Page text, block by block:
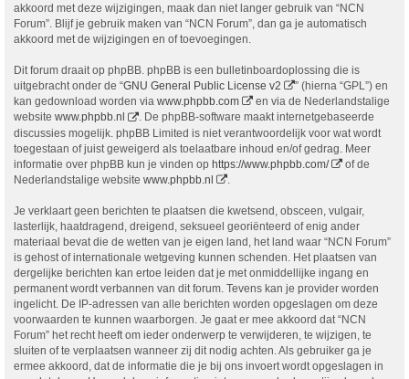
akkoord met deze wijzigingen, maak dan niet langer gebruik van “NCN
Forum”. Blijf je gebruik maken van “NCN Forum”, dan ga je automatisch
akkoord met de wijzigingen en of toevoegingen.
Dit forum draait op phpBB. phpBB is een bulletinboardoplossing die is
uitgebracht onder de “GNU General Public License v2
” (hierna “GPL”) en
kan gedownload worden via www.phpbb.com
en via de Nederlandstalige
website www.phpbb.nl
. De phpBB-software maakt internetgebaseerde
discussies mogelijk. phpBB Limited is niet verantwoordelijk voor wat wordt
toegestaan of juist geweigerd als toelaatbare inhoud en/of gedrag. Meer
informatie over phpBB kun je vinden op https://www.phpbb.com/
of de
Nederlandstalige website www.phpbb.nl .
Je verklaart geen berichten te plaatsen die kwetsend, obsceen, vulgair,
lasterlijk, haatdragend, dreigend, seksueel georiënteerd of enig ander
materiaal bevat die de wetten van je eigen land, het land waar “NCN Forum”
is gehost of internationale wetgeving kunnen schenden. Het plaatsen van
dergelijke berichten kan ertoe leiden dat je met onmiddellijke ingang en
permanent wordt verbannen van dit forum. Tevens kan je provider worden
ingelicht. De IP-adressen van alle berichten worden opgeslagen om deze
voorwaarden te kunnen waarborgen. Je gaat er mee akkoord dat “NCN
Forum” het recht heeft om ieder onderwerp te verwijderen, te wijzigen, te
sluiten of te verplaatsen wanneer zij dit nodig achten. Als gebruiker ga je
ermee akkoord, dat de informatie die je bij ons invoert wordt opgeslagen in